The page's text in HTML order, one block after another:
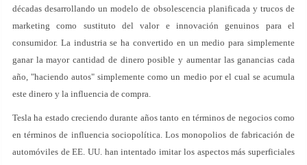
décadas desarrollando un modelo de obsolescencia planificada y trucos de
marketing como sustituto del valor e innovación genuinos para el
consumidor. La industria se ha convertido en un medio para simplemente
ganar la mayor cantidad de dinero posible y aumentar las ganancias cada
año, "haciendo autos" simplemente como un medio por el cual se acumula
este dinero y la influencia de compra.
Tesla ha estado creciendo durante años tanto en términos de negocios como
en términos de influencia sociopolítica. Los monopolios de fabricación de
automóviles de EE. UU. han intentado imitar los aspectos más superficiales